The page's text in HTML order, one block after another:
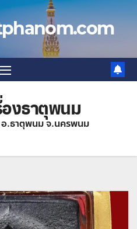
องธาตุพนม
อ.ธาตุพนม จ.นครพนม